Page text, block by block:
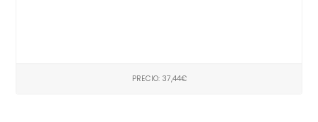
PRECIO: 37,44€